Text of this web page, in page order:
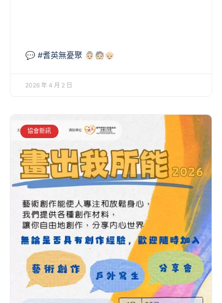
💬 #耆英無憂聚 👵🏻🧓🏻👴🏻
2026 年 4 月 2 日
協會新訊